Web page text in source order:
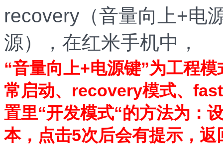
recovery（音量向上+电
源）
，在红米手机中，
“音量向上+电源键”为工程
常启动、recovery模式、
置里“开发模式“的方法为：
本，点击5次后会有提示，